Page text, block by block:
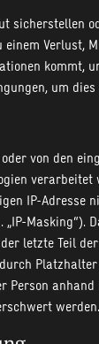
sicherstellen
einem Verlust,
kommt,
um
von den
verarbeitet
IP-Adresse
Masking“).
letzte Teil
Person anhand
werden.